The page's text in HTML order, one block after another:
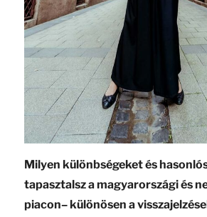
Milyen különbségeket és
tapasztalsz a magyarországi és
piacon– különösen a